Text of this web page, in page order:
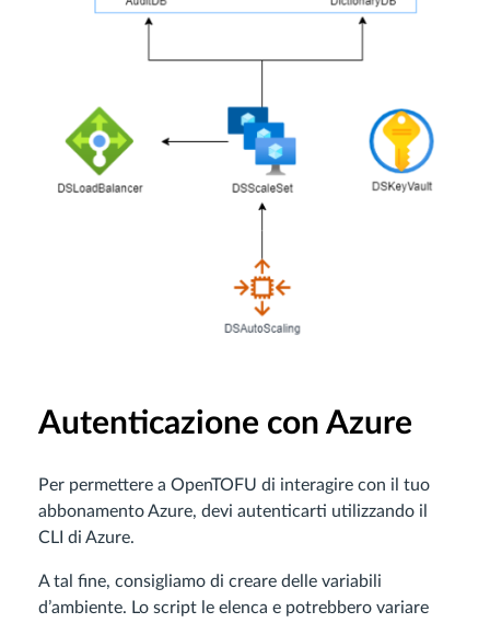
Autenticazione con Azure
Per permettere a OpenTOFU di interagire con il tuo
abbonamento Azure, devi autenticarti utilizzando il
CLI di Azure.
A tal fine, consigliamo di creare delle variabili
d’ambiente. Lo script le elenca e potrebbero variare